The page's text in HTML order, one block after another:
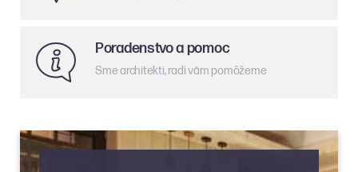
Poradenstvo a pomoc
Sme architekti, radi vám pomôžeme